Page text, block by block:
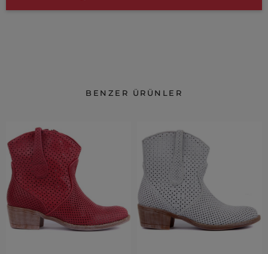
BENZER ÜRÜNLER